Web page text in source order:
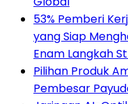
53% Pemberi
yang Siap
Enam Langkah
Pilihan Produk
Pembesar